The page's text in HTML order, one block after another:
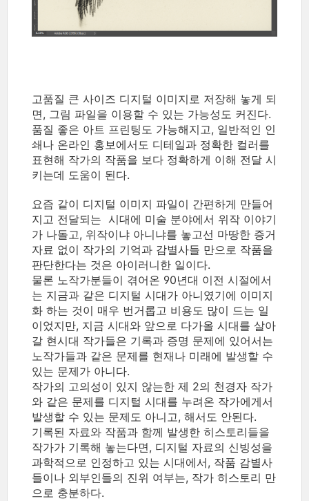
고품질 큰 사이즈 디지털 이미지로 저장해 놓게 되
면, 그림 파일을 이용할 수 있는 가능성도 커진다.
품질 좋은 아트 프린팅도 가능해지고, 일반적인 인
쇄나 온라인 홍보에서도 디테일과 정확한 컬러를
표현해 작가의 작품을 보다 정확하게 이해 전달 시
키는데 도움이 된다.
요즘 같이 디지털 이미지 파일이 간편하게 만들어
지고 전달되는 시대에 미술 분야에서 위작 이야기
가 나돌고, 위작이냐 아니냐를 놓고선 마땅한 증거
자료 없이 작가의 기억과 감별사들 만으로 작품을
판단한다는 것은 아이러니한 일이다.
물론 노작가분들이 겪어온 90년대 이전 시절에서
는 지금과 같은 디지털 시대가 아니였기에 이미지
화 하는 것이 매우 번거롭고 비용도 많이 드는 일
이었지만, 지금 시대와 앞으로 다가올 시대를 살아
갈 현시대 작가들은 기록과 증명 문제에 있어서는
노작가들과 같은 문제를 현재나 미래에 발생할 수
있는 문제가 아니다.
작가의 고의성이 있지 않는한 제 2의 천경자 작가
와 같은 문제를 디지털 시대를 누려온 작가에게서
발생할 수 있는 문제도 아니고, 해서도 안된다.
기록된 자료와 작품과 함께 발생한 히스토리들을
작가가 기록해 놓는다면, 디지털 자료의 신빙성을
과학적으로 인정하고 있는 시대에서, 작품 감별사
들이나 외부인들의 진위 여부는, 작가 히스토리 만
으로 충분하다.